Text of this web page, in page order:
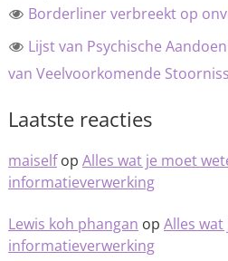
Borderliner verbreekt op
Lijst van Psychische
van Veelvoorkomende
Laatste reacties
maiselfop Alles wat je moet
informatieverwerking
Lewis koh phangan op Alles
informatieverwerking